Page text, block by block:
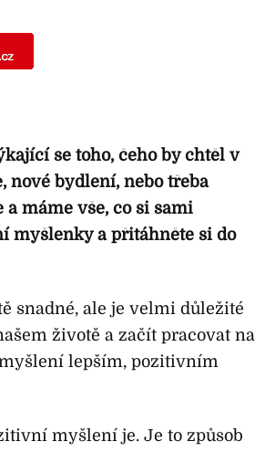
se toho, čeho by chtěl v
nové bydlení, nebo třeba
máme vše, co si sami
myšlenky a přitáhněte si do
snadné, ale je velmi důležité
životě a začít pracovat na
lepším, pozitivním
myšlení je. Je to způsob